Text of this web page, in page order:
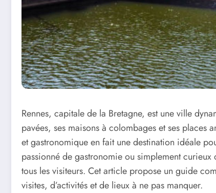
Rennes, capitale de la Bretagne, est une ville
pavées, ses maisons à colombages et ses places
et gastronomique en fait une destination idéale
passionné de gastronomie ou simplement
tous les visiteurs. Cet article propose un guide
visites, d’activités et de lieux à ne pas manquer.